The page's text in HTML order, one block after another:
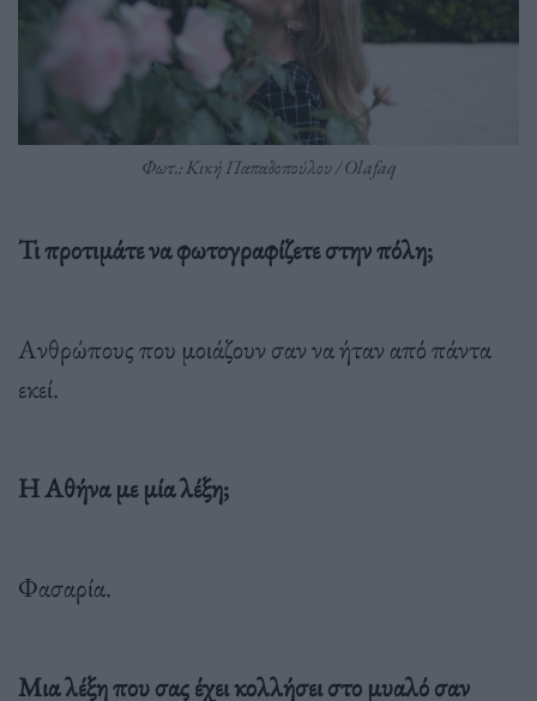
Φωτ.: Κική Παπαδοπούλου / Olafaq
Τι προτιμάτε να φωτογραφίζετε στην πόλη;
Ανθρώπους που μοιάζουν σαν να ήταν από πάντα
εκεί.
Η Αθήνα με μία λέξη;
Φασαρία.
Μια λέξη που σας έχει κολλήσει στο μυαλό σαν